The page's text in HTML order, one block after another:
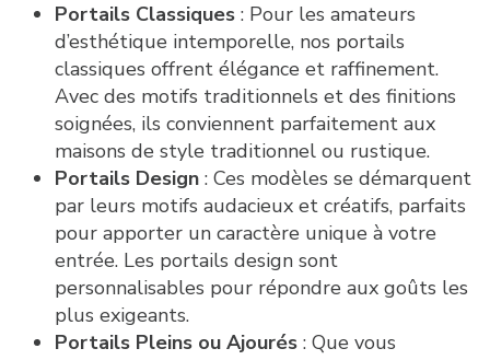
Portails Classiques : Pour les amateurs
d’esthétique intemporelle, nos portails
classiques offrent élégance et raffinement.
Avec des motifs traditionnels et des finitions
soignées, ils conviennent parfaitement aux
maisons de style traditionnel ou rustique.
Portails Design : Ces modèles se démarquent
par leurs motifs audacieux et créatifs, parfaits
pour apporter un caractère unique à votre
entrée. Les portails design sont
personnalisables pour répondre aux goûts les
plus exigeants.
Portails Pleins ou Ajourés : Que vous